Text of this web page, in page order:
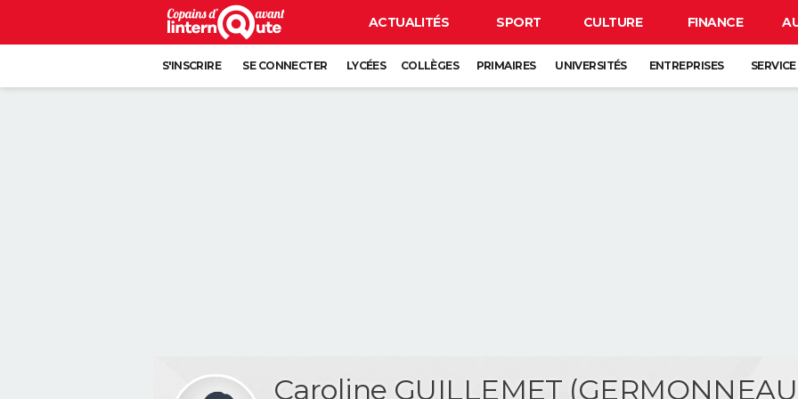
ACTUALITÉS SPORT CULTURE FINANCE
S'INSCRIRE SE CONNECTER LYCÉES COLLÈGES PRIMAIRES UNIVERSITÉS ENTREPRISES
Caroline GUILLEMET